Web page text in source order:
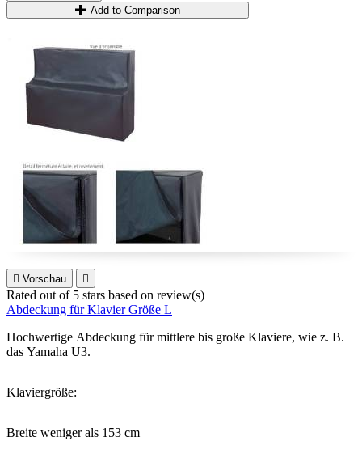
Add to Comparison
 Vorschau 
Rated out of 5 stars based on review(s)
Abdeckung für Klavier Größe L
Hochwertige Abdeckung für mittlere bis große Klaviere, wie z. B.
das Yamaha U3.
Klaviergröße:
Breite weniger als 153 cm